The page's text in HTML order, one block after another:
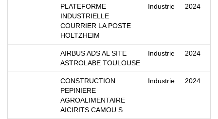
PLATEFORME
INDUSTRIELLE
COURRIER LA POSTE
HOLTZHEIM
Industrie 2024
AIRBUS ADS AL SITE
ASTROLABE TOULOUSE
Industrie 2024
CONSTRUCTION
PEPINIERE
AGROALIMENTAIRE
AICIRITS CAMOU S
Industrie 2024